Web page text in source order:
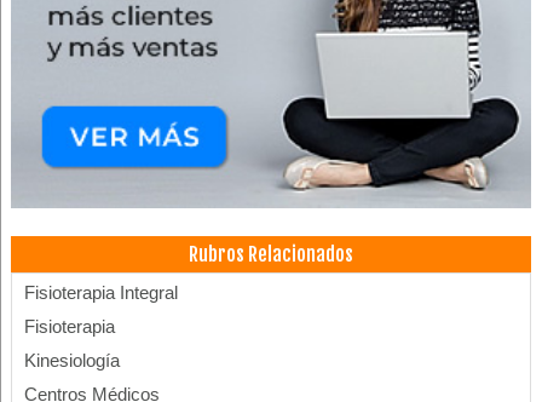
Rubros Relacionados
Fisioterapia Integral
Fisioterapia
Kinesiología
Centros Médicos